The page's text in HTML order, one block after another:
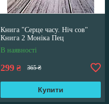
Книга "Серце часу. Ніч сов"
Книга 2 Моніка Пец
В наявності
299 ₴ 365 ₴
Купити